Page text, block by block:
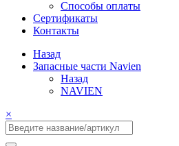
Способы оплаты
Сертификаты
Контакты
Назад
Запасные части Navien
Назад
NAVIEN
×